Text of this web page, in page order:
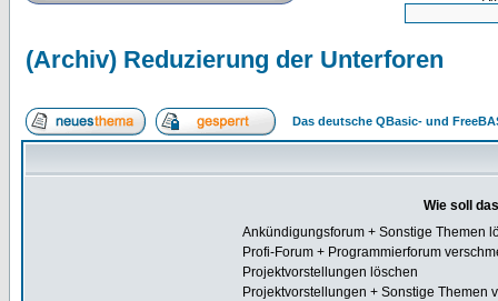
(Archiv) Reduzierung der Unterforen
Das deutsche QBasic- und
Wie soll
Ankündigungsforum + Sonstige Themen
Profi-Forum + Programmierforum
Projektvorstellungen löschen
Projektvorstellungen + Sonstige Themen